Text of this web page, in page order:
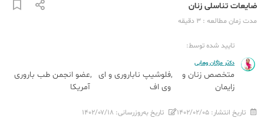
ضایعات تناسلی زنان
مدت زمان مطالعه : 3 دقیقه
تایید شده توسط:
دکتر مژگان وهابی
متخصص زنان و
زایمان
فلوشیپ ناباروری و ای
وی اف
عضو انجمن طب باروری
آمریکا
تاریخ انتشار: ۱۴۰۲/۰۲/۰۵ تاریخ به‌روزرسانی: ۱۴۰۲/۰۷/۱۸